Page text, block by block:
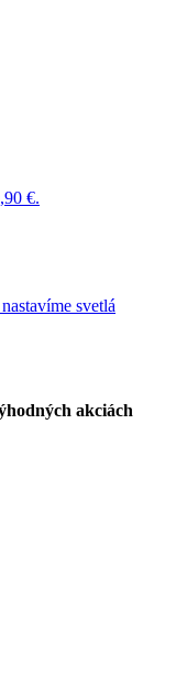
€.
svetlá
akciách